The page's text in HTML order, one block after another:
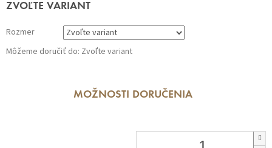
Jednotková
ZVOĽTE VARIANT
Rozmer
Môžeme doručiť do: Zvoľte variant
MOŽNOSTI DORUČENIA